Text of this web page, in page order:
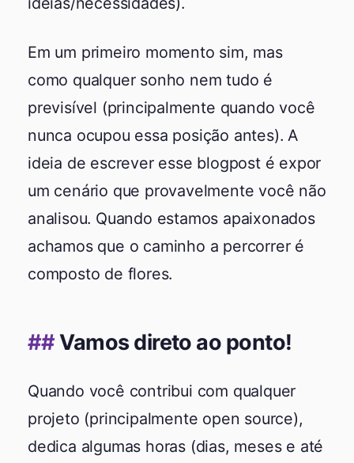
Em um primeiro momento sim, mas
como qualquer sonho nem tudo é
previsível (principalmente quando você
nunca ocupou essa posição antes). A
ideia de escrever esse blogpost é expor
um cenário que provavelmente você não
analisou. Quando estamos apaixonados
achamos que o caminho a percorrer é
composto de flores.
Vamos direto ao ponto!
Quando você contribui com qualquer
projeto (principalmente open source),
dedica algumas horas (dias, meses e até